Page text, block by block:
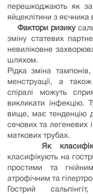
перешкоджають як
яйцеклітини з яєчника
Фактори ризику
зміну статевих
невиліковне
шляхом.
Рідка зміна
менструації, а
спіралі можуть
викликати інфекцію.
вище, має тенденцію
сечових та легеневих
маткових трубах.
Як
класифікують на
простими та
атрофічним та
Гострий